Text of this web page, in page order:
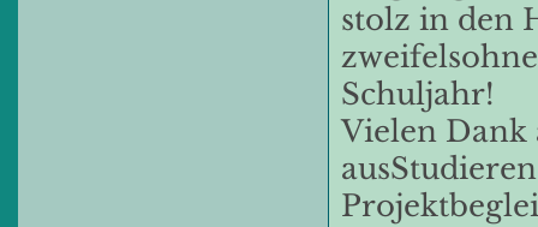
stolz in den
Schuljahr!
Vielen Dank